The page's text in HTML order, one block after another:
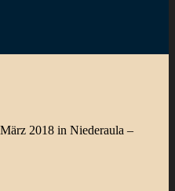
2018 in Niederaula –